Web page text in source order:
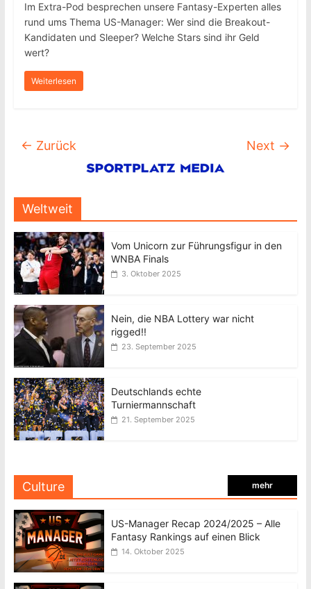
Im Extra-Pod besprechen unsere Fantasy-Experten alles
rund ums Thema US-Manager: Wer sind die Breakout-
Kandidaten und Sleeper? Welche Stars sind ihr Geld
wert?
Weiterlesen
← Zurück Next →
Weltweit
Vom Unicorn zur Führungsfigur in den
WNBA Finals
3. Oktober 2025
Nein, die NBA Lottery war nicht
rigged!!
23. September 2025
Deutschlands echte
Turniermannschaft
21. September 2025
Culture mehr
US-Manager Recap 2024/2025 – Alle
Fantasy Rankings auf einen Blick
14. Oktober 2025